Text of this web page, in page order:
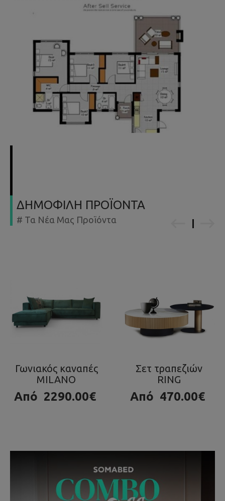
ΔΗΜΟΦΙΛΗ ΠΡΟΪΟΝΤΑ
# Τα Νέα Μας Προϊόντα
Σετ τραπεζιών
RING
Από 470.00€
Τραπεζάκι OLA
980.00€